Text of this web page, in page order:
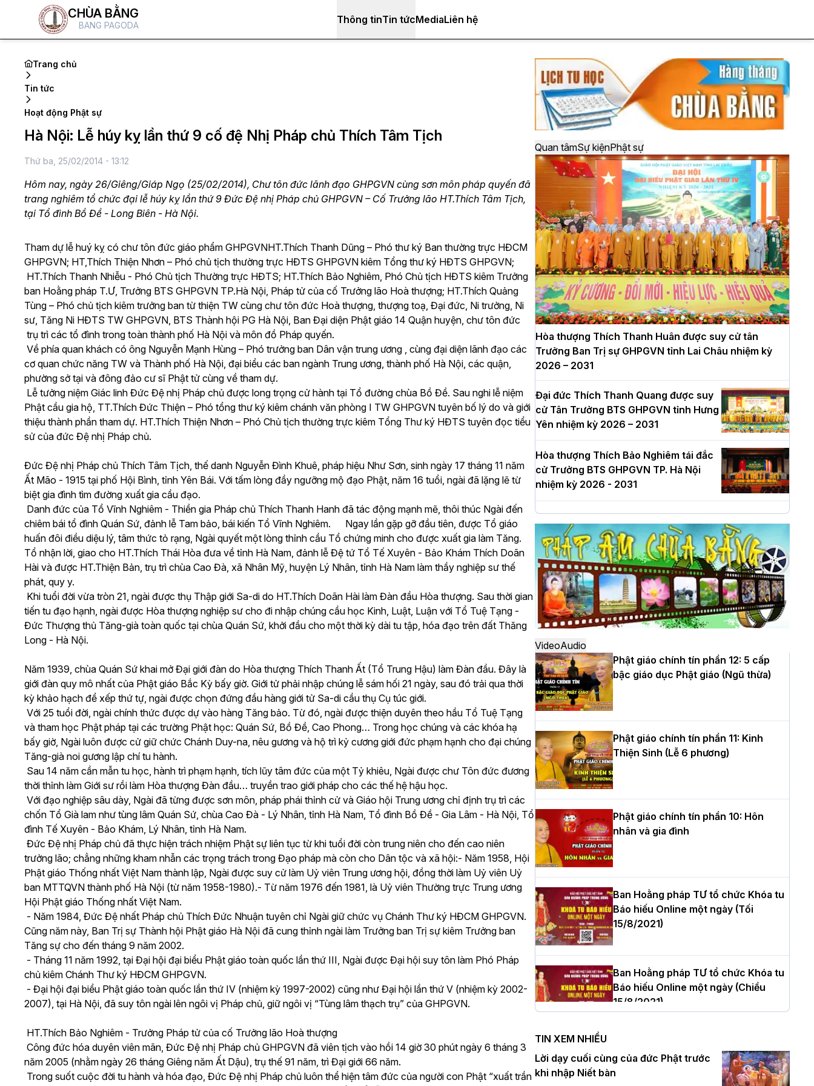
CHÙA BẰNG
BANG PAGODA Thông tinTin tứcMediaLiên hệ
Trang chủ
Tin tức
Hoạt động Phật sự
Hà Nội: Lễ húy kỵ lần thứ 9 cố đệ Nhị Pháp chủ Thích Tâm Tịch
Thứ ba, 25/02/2014 - 13:12
Hôm nay, ngày 26/Giêng/Giáp Ngọ (25/02/2014), Chư tôn đức lãnh đạo GHPGVN cùng sơn môn pháp quyến đã
trang nghiêm tổ chức đại lễ húy kỵ lần thứ 9 Đức Đệ nhị Pháp chủ GHPGVN – Cố Trưởng lão HT.Thích Tâm Tịch,
tại Tổ đình Bồ Đề - Long Biên - Hà Nội.
Tham dự lễ huý kỵ có chư tôn đức giáo phẩm GHPGVNHT.Thích Thanh Dũng – Phó thư ký Ban thường trực HĐCM
GHPGVN; HT,Thích Thiện Nhơn – Phó chủ tịch thường trực HĐTS GHPGVN kiêm Tổng thư ký HĐTS GHPGVN;
HT.Thích Thanh Nhiễu - Phó Chủ tịch Thường trực HĐTS; HT.Thích Bảo Nghiêm, Phó Chủ tịch HĐTS kiêm Trưởng
ban Hoằng pháp T.Ư, Trưởng BTS GHPGVN TP.Hà Nội, Pháp tử của cố Trưởng lão Hoà thượng; HT.Thích Quảng
Tùng – Phó chủ tịch kiêm trưởng ban từ thiện TW cùng chư tôn đức Hoà thượng, thượng toạ, Đại đức, Ni trưởng, Ni
sư, Tăng Ni HĐTS TW GHPGVN, BTS Thành hội PG Hà Nội, Ban Đại diện Phật giáo 14 Quận huyện, chư tôn đức
trụ trì các tổ đình trong toàn thành phố Hà Nội và môn đồ Pháp quyến.
Về phía quan khách có ông Nguyễn Mạnh Hùng – Phó trưởng ban Dân vận trung ương , cùng đại diện lãnh đạo các
cơ quan chức năng TW và Thành phố Hà Nội, đại biểu các ban ngành Trung ương, thành phố Hà Nội, các quận,
phường sở tại và đông đảo cư sĩ Phật tử cùng về tham dự.
Lễ tưởng niệm Giác linh Đức Đệ nhị Pháp chủ được long trọng cử hành tại Tổ đường chùa Bồ Đề. Sau nghi lễ niệm
Phật cầu gia hộ, TT.Thích Đức Thiện – Phó tổng thư ký kiêm chánh văn phòng I TW GHPGVN tuyên bố lý do và giới
thiệu thành phần tham dự. HT.Thích Thiện Nhơn – Phó Chủ tịch thường trực kiêm Tổng Thư ký HĐTS tuyên đọc tiểu
sử của đức Đệ nhị Pháp chủ.
Đức Đệ nhị Pháp chủ Thích Tâm Tịch, thế danh Nguyễn Đình Khuê, pháp hiệu Như Sơn, sinh ngày 17 tháng 11 năm
Ất Mão - 1915 tại phố Hội Bình, tỉnh Yên Bái. Với tấm lòng đầy ngưỡng mộ đạo Phật, năm 16 tuổi, ngài đã lặng lẽ từ
biệt gia đình tìm đường xuất gia cầu đạo.
Danh đức của Tổ Vĩnh Nghiêm - Thiền gia Pháp chủ Thích Thanh Hanh đã tác động mạnh mẽ, thôi thúc Ngài đến
chiêm bái tổ đình Quán Sứ, đảnh lễ Tam bảo, bái kiến Tổ Vĩnh Nghiêm. Ngay lần gặp gỡ đầu tiên, được Tổ giáo
huấn đôi điều diệu lý, tâm thức tỏ rạng, Ngài quyết một lòng thỉnh cầu Tổ chứng minh cho được xuất gia làm Tăng.
Tổ nhận lời, giao cho HT.Thích Thái Hòa đưa về tỉnh Hà Nam, đảnh lễ Đệ tứ Tổ Tế Xuyên - Bảo Khám Thích Doãn
Hài và được HT.Thiện Bản, trụ trì chùa Cao Đà, xã Nhân Mỹ, huyện Lý Nhân, tỉnh Hà Nam làm thầy nghiệp sư thế
phát, quy y.
Khi tuổi đời vừa tròn 21, ngài được thụ Thập giới Sa-di do HT.Thích Doãn Hài làm Đàn đầu Hòa thượng. Sau thời gian
tiến tu đạo hạnh, ngài được Hòa thượng nghiệp sư cho đi nhập chúng cầu học Kinh, Luật, Luận với Tổ Tuệ Tạng -
Đức Thượng thủ Tăng-già toàn quốc tại chùa Quán Sứ, khởi đầu cho một thời kỳ dài tu tập, hóa đạo trên đất Thăng
Long - Hà Nội.
Năm 1939, chùa Quán Sứ khai mở Đại giới đàn do Hòa thượng Thích Thanh Ất (Tổ Trung Hậu) làm Đàn đầu. Đây là
giới đàn quy mô nhất của Phật giáo Bắc Kỳ bấy giờ. Giới tử phải nhập chúng lễ sám hối 21 ngày, sau đó trải qua thời
kỳ khảo hạch để xếp thứ tự, ngài được chọn đứng đầu hàng giới tử Sa-di cầu thụ Cụ túc giới.
Với 25 tuổi đời, ngài chính thức được dự vào hàng Tăng bảo. Từ đó, ngài được thiện duyên theo hầu Tổ Tuệ Tạng
và tham học Phật pháp tại các trường Phật học: Quán Sứ, Bồ Đề, Cao Phong… Trong học chúng và các khóa hạ
bấy giờ, Ngài luôn được cử giữ chức Chánh Duy-na, nêu gương và hộ trì kỷ cương giới đức phạm hạnh cho đại chúng
Tăng-già noi gương lập chí tu hành.
Sau 14 năm cần mẫn tu học, hành trì phạm hạnh, tích lũy tâm đức của một Tỷ khiêu, Ngài được chư Tôn đức đương
thời thỉnh làm Giới sư rồi làm Hòa thượng Đàn đầu… truyền trao giới pháp cho các thế hệ hậu học.
Với đạo nghiệp sâu dày, Ngài đã từng được sơn môn, pháp phái thỉnh cử và Giáo hội Trung ương chỉ định trụ trì các
chốn Tổ Già lam như tùng lâm Quán Sứ, chùa Cao Đà - Lý Nhân, tỉnh Hà Nam, Tổ đình Bồ Đề - Gia Lâm - Hà Nội, Tổ
đình Tế Xuyên - Bảo Khám, Lý Nhân, tỉnh Hà Nam.
Đức Đệ nhị Pháp chủ đã thực hiện trách nhiệm Phật sự liên tục từ khi tuổi đời còn trung niên cho đến cao niên
trưởng lão; chẳng những kham nhẫn các trọng trách trong Đạo pháp mà còn cho Dân tộc và xã hội:- Năm 1958, Hội
Phật giáo Thống nhất Việt Nam thành lập, Ngài được suy cử làm Uỷ viên Trung ương hội, đồng thời làm Uỷ viên Uỷ
ban MTTQVN thành phố Hà Nội (từ năm 1958-1980).- Từ năm 1976 đến 1981, là Uỷ viên Thường trực Trung ương
Hội Phật giáo Thống nhất Việt Nam.
- Năm 1984, Đức Đệ nhất Pháp chủ Thích Đức Nhuận tuyên chỉ Ngài giữ chức vụ Chánh Thư ký HĐCM GHPGVN.
Cũng năm này, Ban Trị sự Thành hội Phật giáo Hà Nội đã cung thỉnh ngài làm Trưởng ban Trị sự kiêm Trưởng ban
Tăng sự cho đến tháng 9 năm 2002.
- Tháng 11 năm 1992, tại Đại hội đại biểu Phật giáo toàn quốc lần thứ III, Ngài được Đại hội suy tôn làm Phó Pháp
chủ kiêm Chánh Thư ký HĐCM GHPGVN.
- Đại hội đại biểu Phật giáo toàn quốc lần thứ IV (nhiệm kỳ 1997-2002) cũng như Đại hội lần thứ V (nhiệm kỳ 2002-
2007), tại Hà Nội, đã suy tôn ngài lên ngôi vị Pháp chủ, giữ ngôi vị “Tùng lâm thạch trụ” của GHPGVN.
HT.Thích Bảo Nghiêm - Trưởng Pháp tử của cố Trưởng lão Hoà thượng
Công đức hóa duyên viên mãn, Đức Đệ nhị Pháp chủ GHPGVN đã viên tịch vào hồi 14 giờ 30 phút ngày 6 tháng 3
năm 2005 (nhằm ngày 26 tháng Giêng năm Ất Dậu), trụ thế 91 năm, trì Đại giới 66 năm.
Trong suốt cuộc đời tu hành và hóa đạo, Đức Đệ nhị Pháp chủ luôn thể hiện tâm đức của người con Phật “xuất trần
Quan tâmSự kiệnPhật sự
Hòa thượng Thích Thanh Huân được suy cử tân
Trưởng Ban Trị sự GHPGVN tỉnh Lai Châu nhiệm kỳ
2026 – 2031
Đại đức Thích Thanh Quang được suy
cử Tân Trưởng BTS GHPGVN tỉnh Hưng
Yên nhiệm kỳ 2026 – 2031
Hòa thượng Thích Bảo Nghiêm tái đắc
cử Trưởng BTS GHPGVN TP. Hà Nội
nhiệm kỳ 2026 - 2031
Hà Nội: Long trọng lễ khởi công xây
dựng Trung tâm văn hóa Phật giáo Thủ
đô
Hà Nội: Ngày tu học cuối cùng khép lại
khóa sinh hoạt Phật pháp mùa hè lần
thứ XIV tại chùa Bằng
Học yêu thương trong ngày tu tập thứ
tư của Khóa sinh hoạt Phật pháp mùa
hè tại chùa Bằng
HT.Thích Thọ Lạc được suy cử làm tân
Trưởng BTS GHPGVN tỉnh Nghệ An
Hòa thượng Thích Quảng Tùng tái đắc
cử Trưởng BTS GHPGVN thành phố Hải
Phòng nhiệm kỳ 2026 – 2031
Thượng tọa Thích Tâm Chính được suy
cử tân Trưởng ban Trị sự GHPGVN tỉnh
Hà Nội: Tăng Ni Trường hạ Bồ Đề trang
nghiêm tác pháp Tiền an cư PL.2570 –
DL.2026
VideoAudio
Phật giáo chính tín phần 12: 5 cấp
bậc giáo dục Phật giáo (Ngũ thừa)
Phật giáo chính tín phần 11: Kinh
Thiện Sinh (Lễ 6 phương)
Phật giáo chính tín phần 10: Hôn
nhân và gia đình
Ban Hoằng pháp TƯ tổ chức Khóa tu
Báo hiếu Online một ngày (Tối
15/8/2021)
Ban Hoằng pháp TƯ tổ chức Khóa tu
Báo hiếu Online một ngày (Chiều
15/8/2021)
Ban Hoằng pháp TƯ tổ chức Khóa tu
Báo hiếu Online một ngày (Sáng
15/8/2021)
TIN XEM NHIỀU
Lời dạy cuối cùng của đức Phật trước
khi nhập Niết bàn